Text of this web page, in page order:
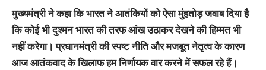
मुख्यमंत्री ने कहा कि भारत ने आतंकियों को ऐसा मुंहतोड़ जवाब दिया है
कि कोई भी दुश्मन भारत की तरफ आंख उठाकर देखने की हिम्मत भी
नहीं करेगा। प्रधानमंत्री की स्पष्ट नीति और मजबूत नेतृत्व के कारण
आज आतंकवाद के खिलाफ हम निर्णायक वार करने में सफल रहे हैं।